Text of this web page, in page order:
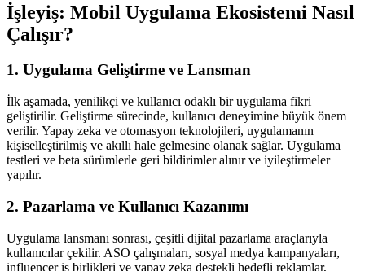
İşleyiş: Mobil Uygulama Ekosistemi Nasıl
Çalışır?
1. Uygulama Geliştirme ve Lansman
İlk aşamada, yenilikçi ve kullanıcı odaklı bir uygulama fikri
geliştirilir. Geliştirme sürecinde, kullanıcı deneyimine büyük önem
verilir. Yapay zeka ve otomasyon teknolojileri, uygulamanın
kişiselleştirilmiş ve akıllı hale gelmesine olanak sağlar. Uygulama
testleri ve beta sürümlerle geri bildirimler alınır ve iyileştirmeler
yapılır.
2. Pazarlama ve Kullanıcı Kazanımı
Uygulama lansmanı sonrası, çeşitli dijital pazarlama araçlarıyla
kullanıcılar çekilir. ASO çalışmaları, sosyal medya kampanyaları,
influencer iş birlikleri ve yapay zeka destekli hedefli reklamlar,